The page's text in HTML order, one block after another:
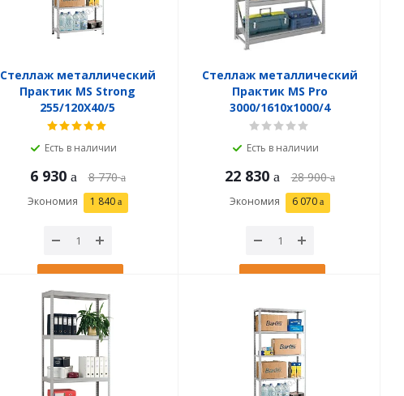
Стеллаж металлический
Практик MS Strong
255/120X40/5
Есть в наличии
6 930 8 770
Экономия 1 840
В корзину
Стеллаж металлический
Практик MS Pro
3000/1610x1000/4
Есть в наличии
22 830 28 900
Экономия 6 070
В корзину